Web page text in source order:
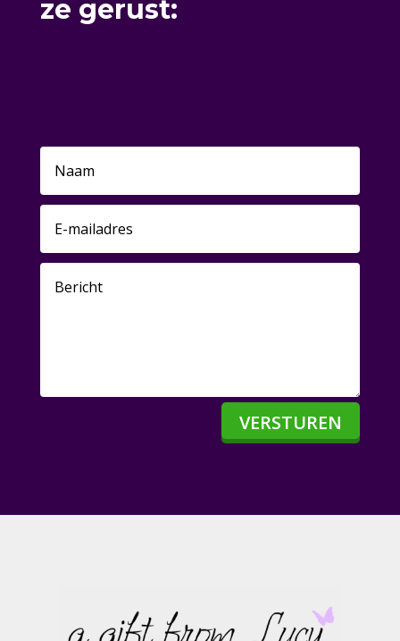
ze gerust:
VERSTUREN